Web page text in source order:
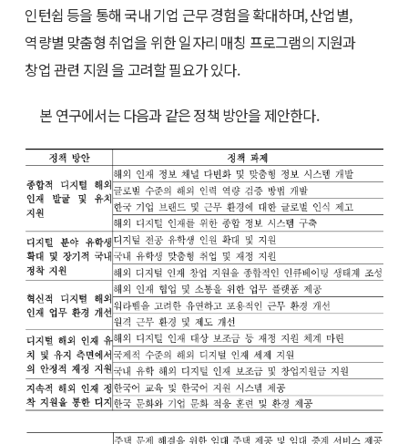
인턴쉽 등을 통해 국내 기업 근무 경험을 확대하며, 산업별,
역량별 맞춤형 취업을 위한 일자리 매칭 프로그램의 지원과
창업 관련 지원 을 고려할 필요가 있다.
본 연구에서는 다음과 같은 정책 방안을 제안한다.